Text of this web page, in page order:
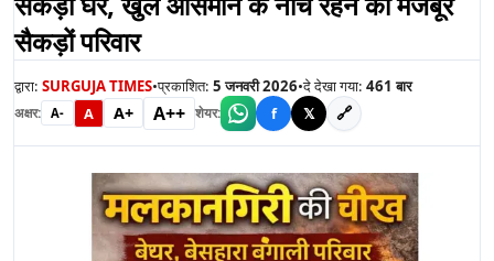
सैकड़ों परिवार
द्वारा: SURGUJA TIMES•प्रकाशित: 5 जनवरी 2026•दे देखा गया: 461 बार
अक्षर: A- A A+ A++ शेयर: f 𝕏 🔗